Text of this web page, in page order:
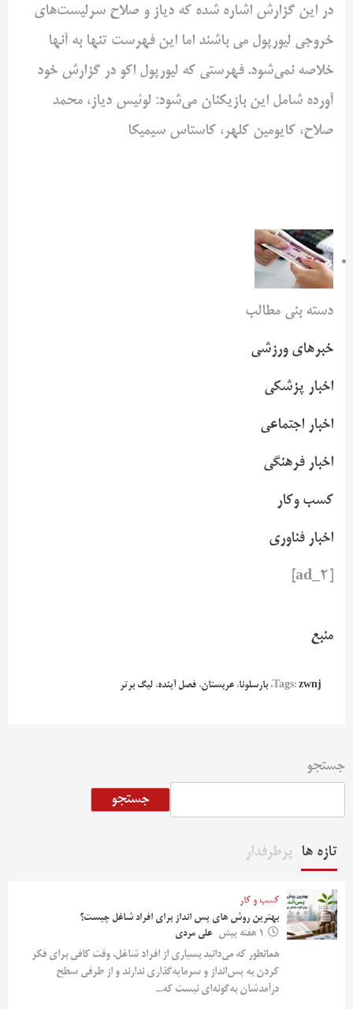
در این گزارش اشاره شده که دیاز و صلاح سرلیست‌های
خروجی ‌لیورپول می باشند اما این فهرست تنها به آنها
خلاصه نمی‌شود. ‌فهرستی که لیورپول اکو در گزارش خود
آورده شامل این بازیکنان ‌می‌شود: لوئیس دیاز، محمد
صلاح، کایومین کلهر، کاستاس ‌سیمیکا
دسته بنی مطالب
خبرهای ورزشی
اخبار پزشکی
اخبار اجتماعی
اخبار فرهنگی
کسب وکار
اخبار فناوری
منبع
Tags: zwnj ، بارسلونا، عربستان، فصل آینده، لیگ برتر
جستجو
جستجو
تازه ها پرطرفدار
کسب و کار
بهترین روش‌ های پس‌ انداز برای افراد شاغل چیست؟
1 هفته پیش
علی مردی
همانطور که می‌دانید بسیاری از افراد شاغل، وقت کافی برای فکر
کردن به پس‌انداز و سرمایه‌گذاری ندارند و از طرفی سطح
درآمدشان به‌گونه‌ای نیست که...